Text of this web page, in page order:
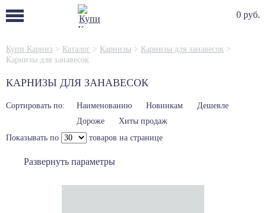
0 руб.
Купи Карниз > Каталог > Карнизы > Карнизы для занавесок >
Карнизы для занавесок
КАРНИЗЫ ДЛЯ ЗАНАВЕСОК
Сортировать по: Наименованию Новинкам
Дешевле
Дороже
Хиты продаж
Показывать по
товаров на странице
Развернуть параметры